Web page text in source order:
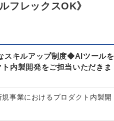
フレックスOK》
スキルアップ制度◆AIツールを
内製開発をご担当いただきま
事業におけるプロダクト内製開